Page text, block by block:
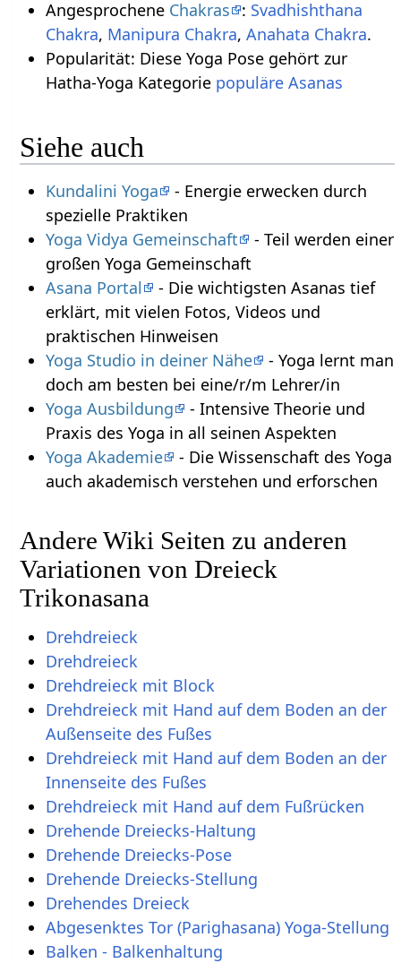
Angesprochene Chakras : Svadhishthana
Chakra, Manipura Chakra, Anahata Chakra.
Popularität: Diese Yoga Pose gehört zur
Hatha-Yoga Kategorie populäre Asanas
Siehe auch
Kundalini Yoga
- Energie erwecken durch
spezielle Praktiken
Yoga Vidya Gemeinschaft
- Teil werden einer
großen Yoga Gemeinschaft
Asana Portal
- Die wichtigsten Asanas tief
erklärt, mit vielen Fotos, Videos und
praktischen Hinweisen
Yoga Studio in deiner Nähe
- Yoga lernt man
doch am besten bei eine/r/m Lehrer/in
Yoga Ausbildung
- Intensive Theorie und
Praxis des Yoga in all seinen Aspekten
Yoga Akademie
- Die Wissenschaft des Yoga
auch akademisch verstehen und erforschen
Andere Wiki Seiten zu anderen
Variationen von Dreieck
Trikonasana
Drehdreieck
Drehdreieck
Drehdreieck mit Block
Drehdreieck mit Hand auf dem Boden an der
Außenseite des Fußes
Drehdreieck mit Hand auf dem Boden an der
Innenseite des Fußes
Drehdreieck mit Hand auf dem Fußrücken
Drehende Dreiecks-Haltung
Drehende Dreiecks-Pose
Drehende Dreiecks-Stellung
Drehendes Dreieck
Abgesenktes Tor (Parighasana) Yoga-Stellung
Balken - Balkenhaltung